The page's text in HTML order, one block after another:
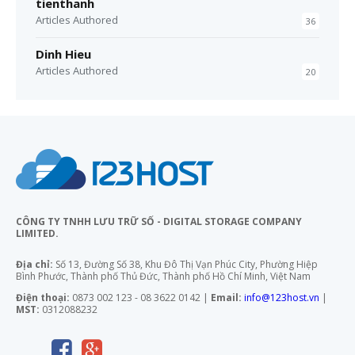
tienthanh
Articles Authored 36
Dinh Hieu
Articles Authored 20
CÔNG TY TNHH LƯU TRỮ SỐ - DIGITAL STORAGE COMPANY
LIMITED.
Địa chỉ: Số 13, Đường Số 38, Khu Đô Thị Vạn Phúc City, Phường Hiệp
Bình Phước, Thành phố Thủ Đức, Thành phố Hồ Chí Minh, Việt Nam
Điện thoại: 0873 002 123 - 08 3622 0142 | Email: info@123host.vn |
MST: 0312088232